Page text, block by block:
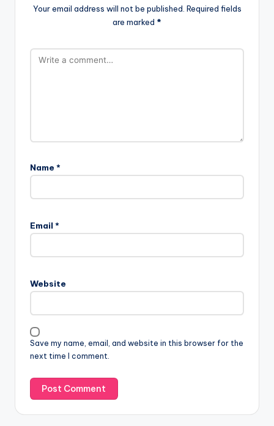
Your email address will not be published. Required fields
are marked *
Name *
Email *
Website
Save my name, email, and website in this browser for the
next time I comment.